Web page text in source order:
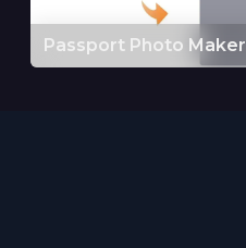
Passport Photo Maker